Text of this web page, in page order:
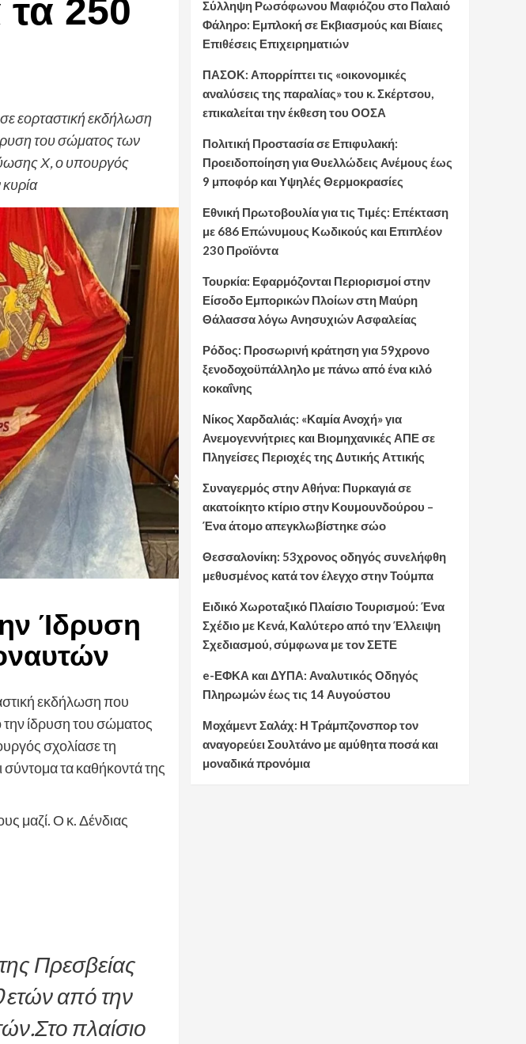
250
εορταστική εκδήλωση
του σώματος των
Χ, ο υπουργός
Ίδρυση
εκδήλωση που
ίδρυση του σώματος
σχολίασε τη
τα καθήκοντά της
μαζί. Ο κ. Δένδιας
Πρεσβείας
ετών από την
πλαίσιο
Σύλληψη Ρωσόφωνου Μαφιόζου στο Παλαιό
Φάληρο: Εμπλοκή σε Εκβιασμούς και Βίαιες
Επιθέσεις Επιχειρηματιών
ΠΑΣΟΚ: Απορρίπτει τις «οικονομικές
αναλύσεις της παραλίας» του κ. Σκέρτσου,
επικαλείται την έκθεση του ΟΟΣΑ
Πολιτική Προστασία σε Επιφυλακή:
Προειδοποίηση για Θυελλώδεις Ανέμους έως
9 μποφόρ και Υψηλές Θερμοκρασίες
Εθνική Πρωτοβουλία για τις Τιμές: Επέκταση
με 686 Επώνυμους Κωδικούς και Επιπλέον
230 Προϊόντα
Τουρκία: Εφαρμόζονται Περιορισμοί στην
Είσοδο Εμπορικών Πλοίων στη Μαύρη
Θάλασσα λόγω Ανησυχιών Ασφαλείας
Ρόδος: Προσωρινή κράτηση για 59χρονο
ξενοδοχοϋπάλληλο με πάνω από ένα κιλό
κοκαΐνης
Νίκος Χαρδαλιάς: «Καμία Ανοχή» για
Ανεμογεννήτριες και Βιομηχανικές ΑΠΕ σε
Πληγείσες Περιοχές της Δυτικής Αττικής
Συναγερμός στην Αθήνα: Πυρκαγιά σε
ακατοίκητο κτίριο στην Κουμουνδούρου –
Ένα άτομο απεγκλωβίστηκε σώο
Θεσσαλονίκη: 53χρονος οδηγός συνελήφθη
μεθυσμένος κατά τον έλεγχο στην Τούμπα
Ειδικό Χωροταξικό Πλαίσιο Τουρισμού: Ένα
Σχέδιο με Κενά, Καλύτερο από την Έλλειψη
Σχεδιασμού, σύμφωνα με τον ΣΕΤΕ
e-ΕΦΚΑ και ΔΥΠΑ: Αναλυτικός Οδηγός
Πληρωμών έως τις 14 Αυγούστου
Μοχάμεντ Σαλάχ: Η Τράμπζονσπορ τον
αναγορεύει Σουλτάνο με αμύθητα ποσά και
μοναδικά προνόμια